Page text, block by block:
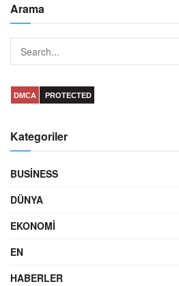
Arama
DMCA PROTECTED
Kategoriler
BUSINESS
DÜNYA
EKONOMI
EN
HABERLER